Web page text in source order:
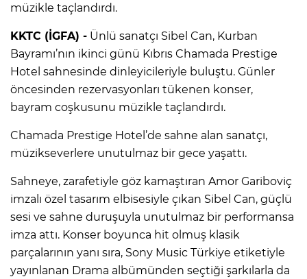
müzikle taçlandırdı.
KKTC (İGFA) - Ünlü sanatçı Sibel Can, Kurban
Bayramı’nın ikinci günü Kıbrıs Chamada Prestige
Hotel sahnesinde dinleyicileriyle buluştu. Günler
öncesinden rezervasyonları tükenen konser,
bayram coşkusunu müzikle taçlandırdı.
Chamada Prestige Hotel’de sahne alan sanatçı,
müzikseverlere unutulmaz bir gece yaşattı.
Sahneye, zarafetiyle göz kamaştıran Amor Gariboviç
imzalı özel tasarım elbisesiyle çıkan Sibel Can, güçlü
sesi ve sahne duruşuyla unutulmaz bir performansa
imza attı. Konser boyunca hit olmuş klasik
parçalarının yanı sıra, Sony Music Türkiye etiketiyle
yayınlanan Drama albümünden seçtiği şarkılarla da